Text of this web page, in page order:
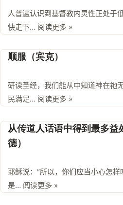
人普遍认识到基督教内灵性正处于
快走下… 阅读更多 »
顺服（宾克）
研读圣经，我们能从中知道神在祂
民满足… 阅读更多 »
从传道人话语中得到最多益
德）
耶稣说：“所以，你们应当小心怎样
是… 阅读更多 »